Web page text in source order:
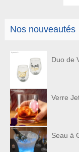
Nos nouveautés
Duo de
Verre
Seau à